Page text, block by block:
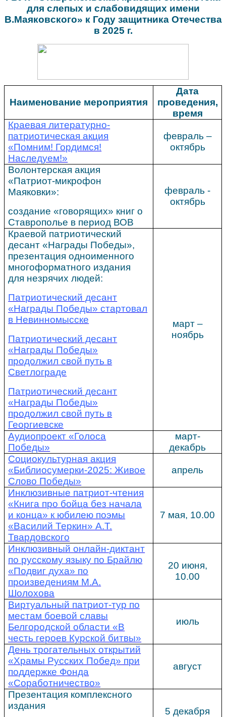
для слепых и слабовидящих имени
В.Маяковского» к Году защитника Отечества
в 2025 г.
Наименование мероприятия
Дата
проведения,
время
Краевая литературно-
патриотическая акция
«Помним! Гордимся!
Наследуем!»
февраль –
октябрь
Волонтерская акция
«Патриот-микрофон
Маяковки»:
создание «говорящих» книг о
Ставрополье в период ВОВ
февраль -
октябрь
Краевой патриотический
десант «Награды Победы»,
презентация одноименного
многоформатного издания
для незрячих людей:
Патриотический десант
«Награды Победы» стартовал
в Невинномысске
Патриотический десант
«Награды Победы»
продолжил свой путь в
Светлограде
Патриотический десант
«Награды Победы»
продолжил свой путь в
Георгиевске
март –
ноябрь
Аудиопроект «Голоса
Победы»
март-
декабрь
Социокультурная акция
«Библиосумерки-2025: Живое
Слово Победы»
апрель
Инклюзивные патриот-чтения
«Книга про бойца без начала
и конца» к юбилею поэмы
«Василий Теркин» А.Т.
Твардовского
7 мая, 10.00
Инклюзивный онлайн-диктант
по русскому языку по Брайлю
«Подвиг духа» по
произведениям М.А.
Шолохова
20 июня,
10.00
Виртуальный патриот-тур по
местам боевой славы
Белгородской области «В
честь героев Курской битвы»
июль
День трогательных открытий
«Храмы Русских Побед» при
поддержке Фонда
«Соработничество»
август
Презентация комплексного
издания
5 декабря